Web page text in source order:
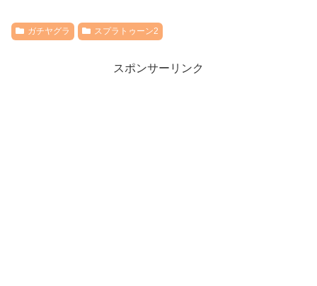
ガチヤグラ スプラトゥーン2
スポンサーリンク